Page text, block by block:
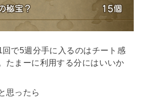
回で5週分手に入るのはチート感
たまーに利用する分にはいいか
思ったら